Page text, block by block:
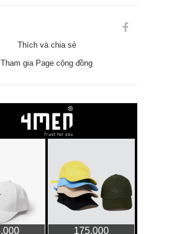
Thích và chia sẻ
Tham gia Page cộng đồng